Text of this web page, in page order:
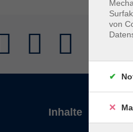
Inhalte
von